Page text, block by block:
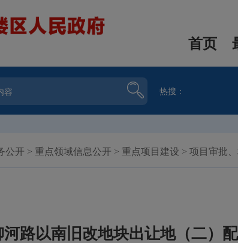
首页
热搜：
公开 > 重点领域信息公开 > 重点项目建设 > 项目审批
河路以南旧改地块出让地（二）